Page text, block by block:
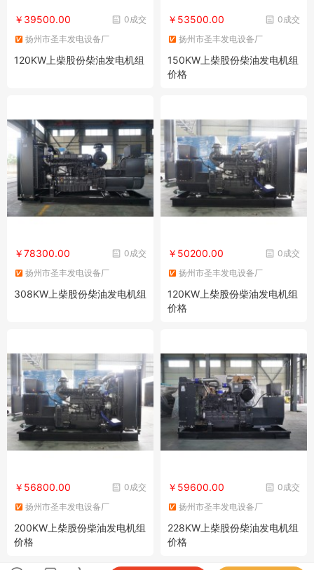
0成交
￥39500.00
扬州市圣丰发电设备厂
120KW上柴股份柴油发电机组
0成交
￥53500.00
扬州市圣丰发电设备厂
150KW上柴股份柴油发电机组
价格
0成交
￥78300.00
扬州市圣丰发电设备厂
308KW上柴股份柴油发电机组
0成交
￥50200.00
扬州市圣丰发电设备厂
120KW上柴股份柴油发电机组
价格
0成交
￥56800.00
扬州市圣丰发电设备厂
200KW上柴股份柴油发电机组
价格
0成交
￥59600.00
扬州市圣丰发电设备厂
228KW上柴股份柴油发电机组
价格